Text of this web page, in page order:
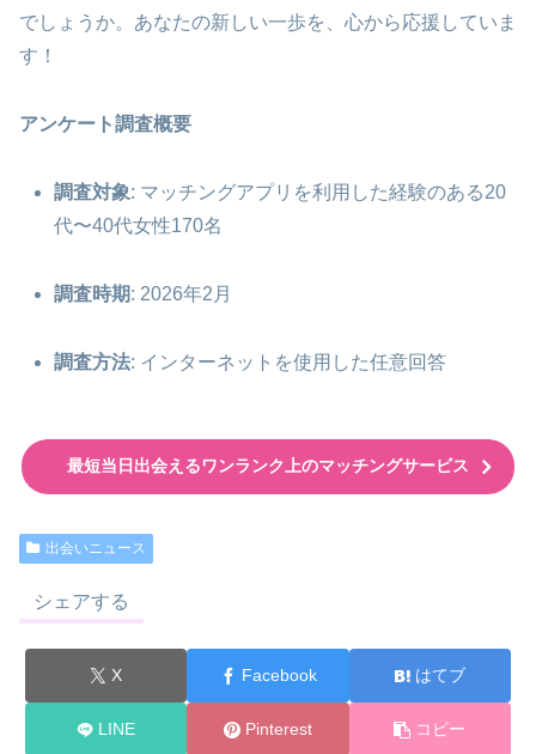
でしょうか。あなたの新しい一歩を、心から応援していま
す！
アンケート調査概要
調査対象: マッチングアプリを利用した経験のある20
代〜40代女性170名
調査時期: 2026年2月
調査方法: インターネットを使用した任意回答
最短当日出会えるワンランク上のマッチングサービス
出会いニュース
シェアする
X Facebook はてブ
LINE Pinterest コピー